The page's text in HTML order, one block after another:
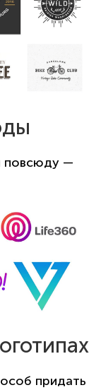
повсюду —
придать